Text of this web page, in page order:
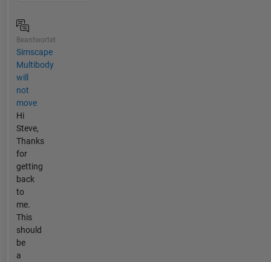
Beantwortet
Simscape
Multibody
will
not
move
Hi
Steve,
Thanks
for
getting
back
to
me.
This
should
be
a